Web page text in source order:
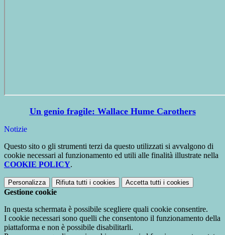
Un genio fragile: Wallace Hume Carothers
Notizie
Questo sito o gli strumenti terzi da questo utilizzati si avvalgono di
cookie necessari al funzionamento ed utili alle finalità illustrate nella
COOKIE POLICY.
Personalizza Rifiuta tutti i cookies Accetta tutti i cookies
Gestione cookie
In questa schermata è possibile scegliere quali cookie consentire.
I cookie necessari sono quelli che consentono il funzionamento della
piattaforma e non è possibile disabilitarli.